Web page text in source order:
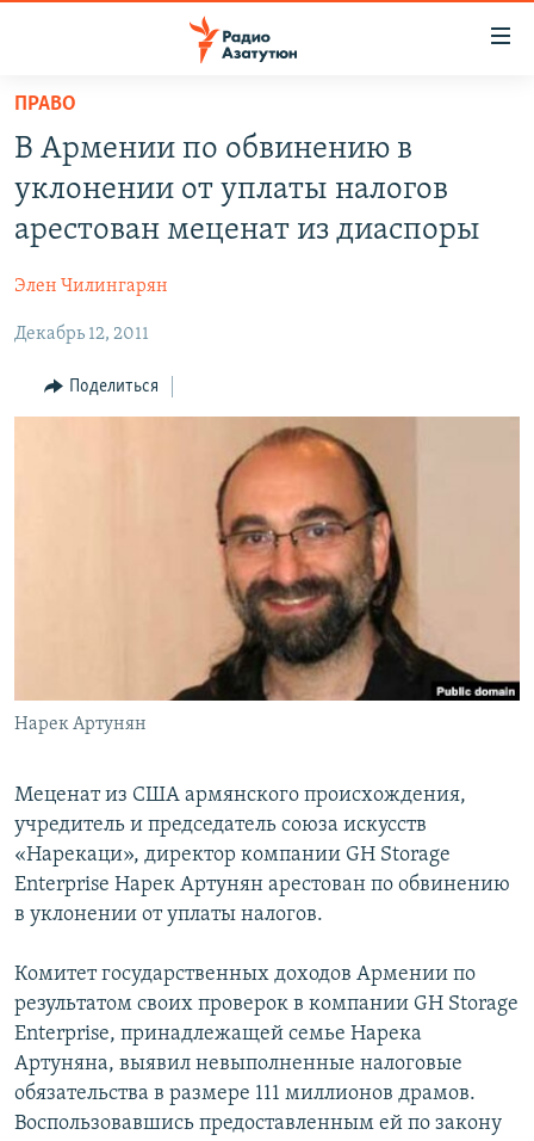
Перейти
основному
содержанию
Перейти
основной
Перейти
поиску
НОВОСТИ
ЭКОНОМИКА
РЕГИОН
НАГОРНЫЙ КАРАБАХ
Все сайты Радио Азатутюн
ПРАВО
В Армении по обвинению в
уклонении от уплаты налогов
арестован меценат из диаспоры
Элен Чилингарян
Декабрь 12, 2011
Поделиться
Нарек Артунян
Меценат из США армянского происхождения,
учредитель и председатель союза искусств
«Нарекаци», директор компании GH Storage
Enterprise Нарек Артунян арестован по обвинению
в уклонении от уплаты налогов.
Комитет государственных доходов Армении по
результатом своих проверок в компании GH Storage
Enterprise, принадлежащей семье Нарека
Артуняна, выявил невыполненные налоговые
обязательства в размере 111 миллионов драмов.
Воспользовавшись предоставленным ей по закону